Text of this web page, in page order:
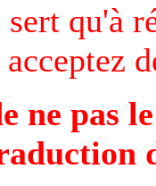
qu'à
ne pas